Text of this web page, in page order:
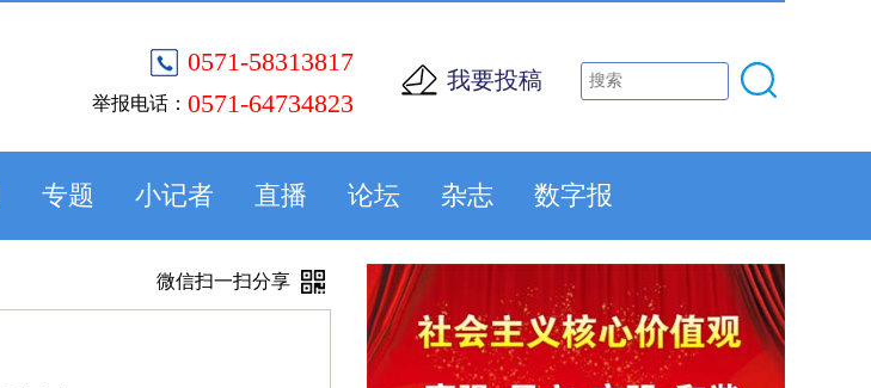
0571-58313817
举报电话： 0571-64734823
我要投稿
专题 小记者 直播 论坛 杂志 数字报
微信扫一扫分享